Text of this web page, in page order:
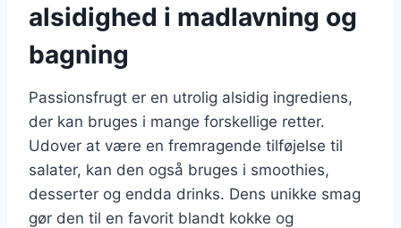
alsidighed i madlavning og
bagning
Passionsfrugt er en utrolig alsidig ingrediens,
der kan bruges i mange forskellige retter.
Udover at være en fremragende tilføjelse til
salater, kan den også bruges i smoothies,
desserter og endda drinks. Dens unikke smag
gør den til en favorit blandt kokke og